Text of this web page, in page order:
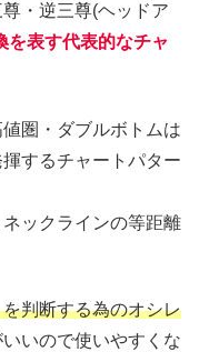
・逆三尊(ヘッドア
を表す代表的なチャ
圏・ダブルボトムは
するチャートパター
ックラインの等距離
判断する為のオシレ
いいので使いやすくな